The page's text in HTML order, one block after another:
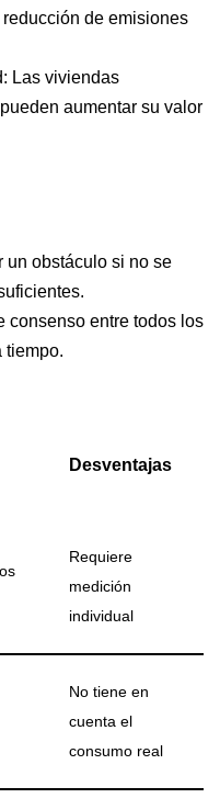
de emisiones
Las viviendas
aumentar su valor
un obstáculo si no se
consenso entre todos los
tiempo.
Desventajas
Requiere
medición
individual
No tiene en
cuenta el
consumo real